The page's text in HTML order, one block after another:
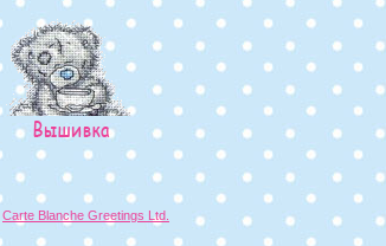
Carte Blanche Greetings Ltd.